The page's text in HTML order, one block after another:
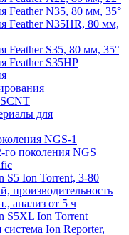
Feather N35, 80 мм, 35°
Feather N35HR, 80 мм,
Feather S35, 80 мм, 35°
Feather S35HP
для
NGS-1
поколения NGS
S5 Ion Torrent, 3-80
производительность
анализ от 5 ч
S5XL Ion Torrent
Ion Reporter,